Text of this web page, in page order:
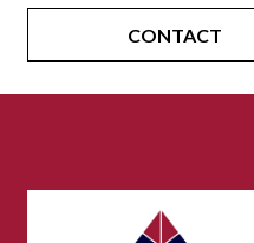
CONTACT